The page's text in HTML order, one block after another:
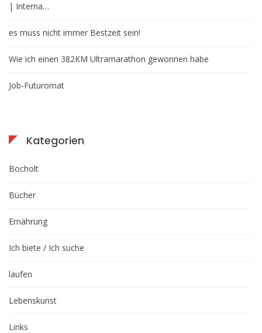
| Interna…
es muss nicht immer Bestzeit sein!
Wie ich einen 382KM Ultramarathon gewonnen habe
Job-Futuromat
Kategorien
Bocholt
Bücher
Ernährung
Ich biete / Ich suche
laufen
Lebenskunst
Links